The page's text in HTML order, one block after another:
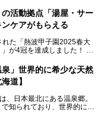
活動拠点「湯屋・サー
ケアがもらえる
た「熱波甲子園2025春大
が4冠を達成しました！
・サーモン」にて、メンズ
の「ONE DAY KIT」を数量
日配布開始、なくなり次
」世界的に希少な天然
道】
、日本最北にある温泉郷。
知られており、世界的にも